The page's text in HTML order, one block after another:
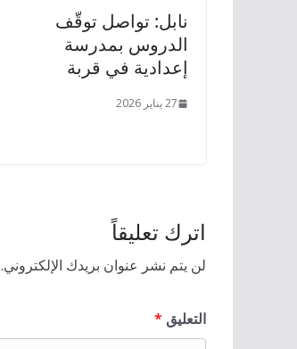
نابل: تواصل توقّف
الدروس بمدرسة
إعدادية في قربة
27 يناير 2026
اترك تعليقاً
لن يتم نشر عنوان بريدك الإلكتروني.
التعليق *